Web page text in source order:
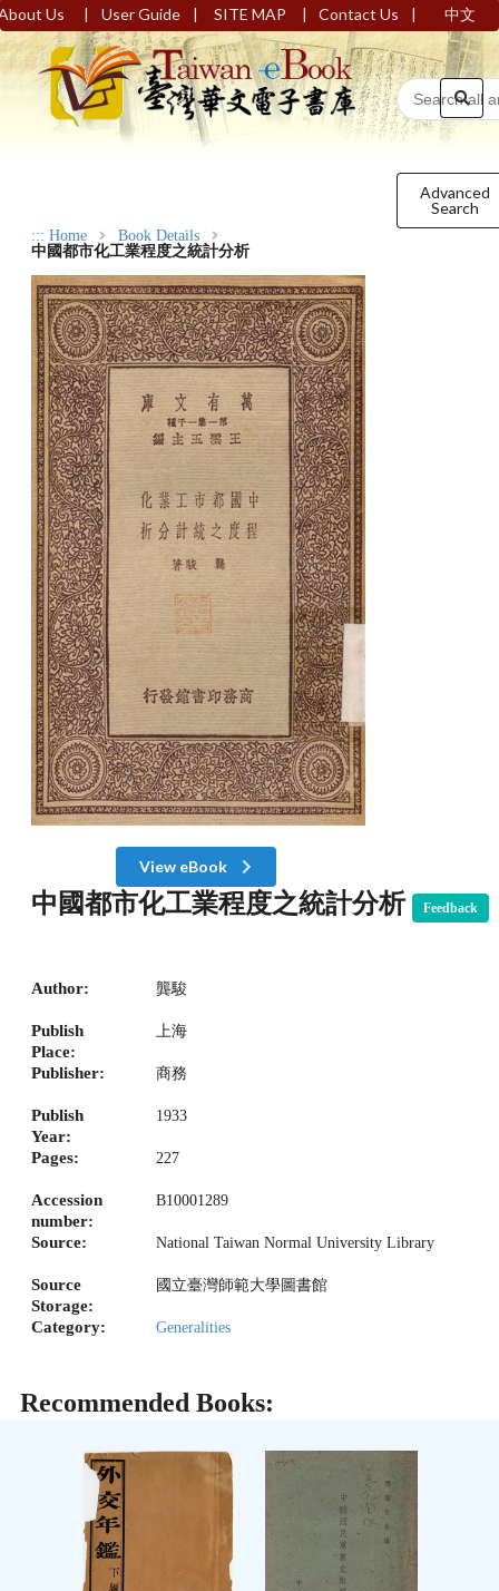
Us | User Guide | SITE MAP | Contact Us | 中文
Advanced
Search
::: Home
Book Details
中國都市化工業程度之統計分析
View eBook
中國都市化工業程度之統計分析 Feedback
Author: 龔駿
Publish
Place:
上海
Publisher: 商務
Publish
Year:
1933
Pages: 227
Accession
number:
B10001289
Source: National Taiwan Normal University Library
Source
Storage:
國立臺灣師範大學圖書館
Category: Generalities
Recommended Books: